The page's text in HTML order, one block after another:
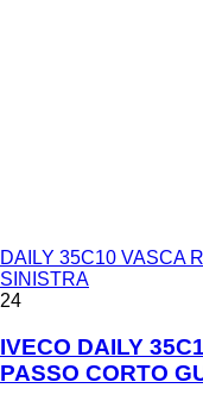
DAILY 35C10 VASCA
SINISTRA
24
IVECO DAILY
PASSO CORTO